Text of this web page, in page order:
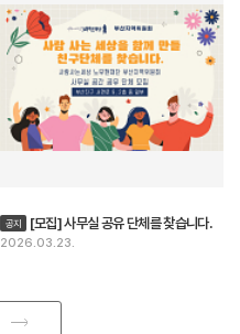
공지 [모집] 사무실 공유 단체를 찾습니다.
2026.03.23.